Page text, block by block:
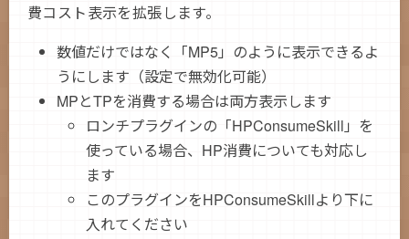
費コスト表示を拡張します。
数値だけではなく「MP5」のように表示できるよ
うにします（設定で無効化可能）
MPとTPを消費する場合は両方表示します
ロンチプラグインの「HPConsumeSkill」を
使っている場合、HP消費についても対応し
ます
このプラグインをHPConsumeSkillより下に
入れてください